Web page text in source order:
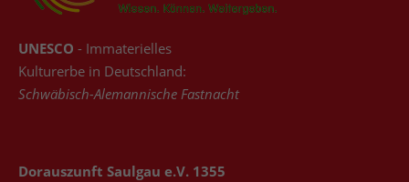
UNESCO - Immaterielles
Kulturerbe in Deutschland:
Schwäbisch-Alemannische Fastnacht
Dorauszunft Saulgau e.V. 1355